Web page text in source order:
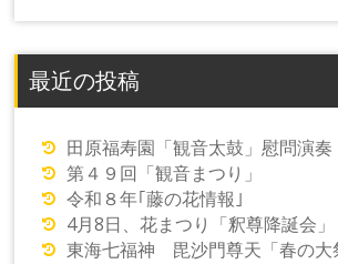
最近の投稿
田原福寿園「観音太鼓」慰問演奏
第４９回「観音まつり」
令和８年｢藤の花情報｣
4月8日、花まつり「釈尊降誕会」
東海七福神 毘沙門尊天「春の大